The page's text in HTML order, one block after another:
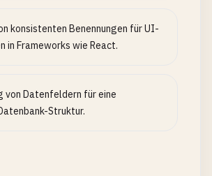
konsistenten Benennungen für UI-
in Frameworks wie React.
von Datenfeldern für eine
Struktur.